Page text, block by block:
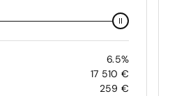
6.5%
17 510 €
259 €